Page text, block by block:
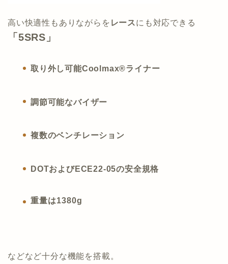
高い快適性もありながらを レースにも対応できる
「5SRS」
取り外し可能Coolmax®ライナー
調節可能なバイザー
複数のベンチレーション
DOTおよびECE22-05の安全規格
重量は1380g
などなど十分な機能を搭載。